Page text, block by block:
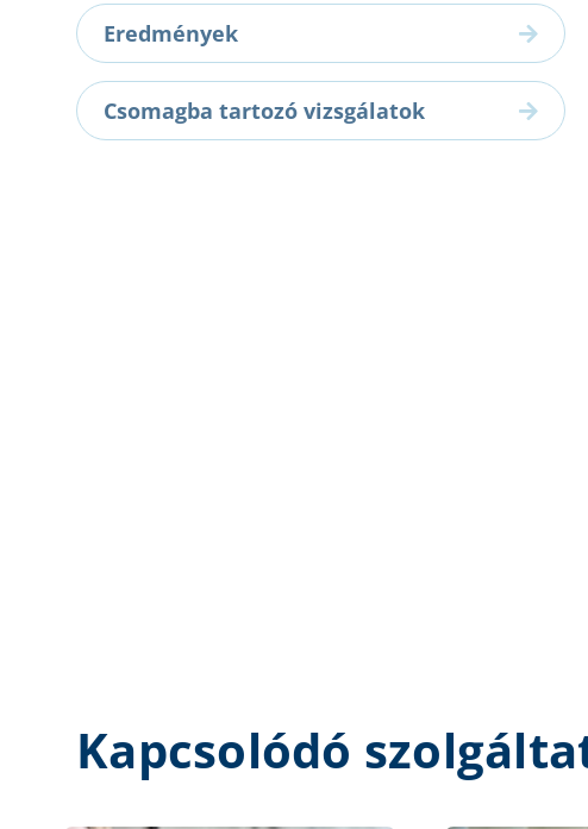
Eredmények
Csomagba tartozó vizsgálatok
Kapcsolódó